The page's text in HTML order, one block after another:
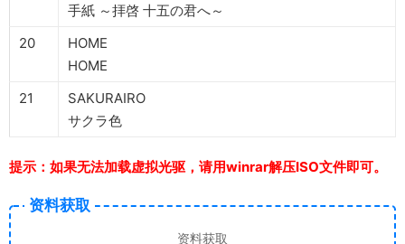
手紙 ～拝啓 十五の君へ～
20
HOME
HOME
21
SAKURAIRO
サクラ色
提示：如果无法加载虚拟光驱，请用winrar解压ISO文件即可。
资料获取
资料获取